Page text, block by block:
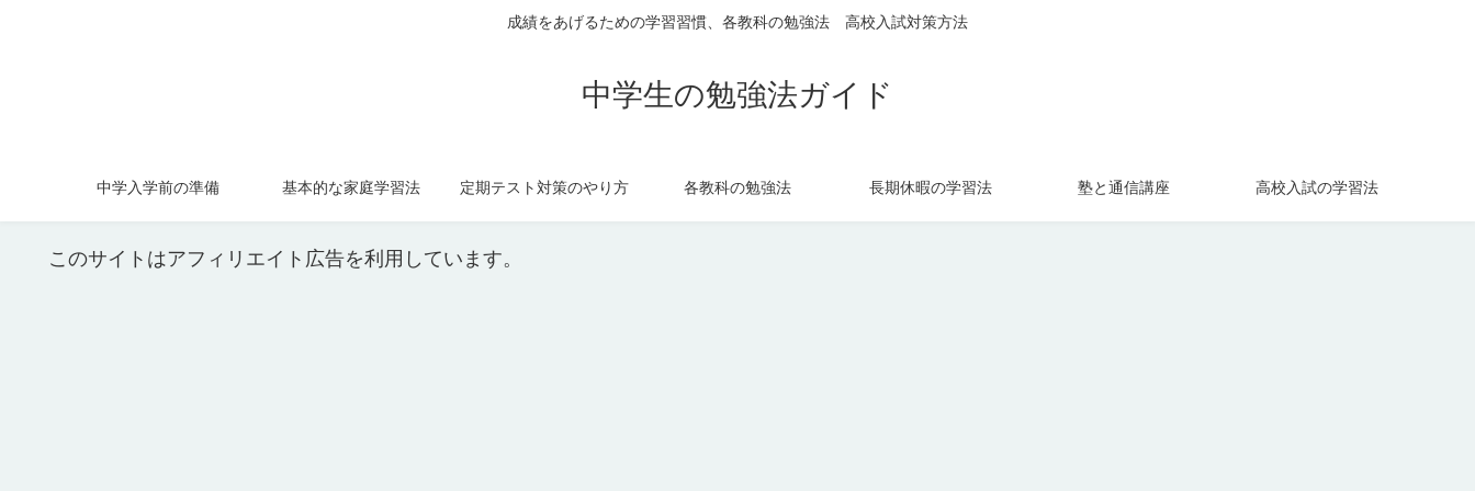
成績をあげるための学習習慣、各教科の勉強法 高校入試対策方法
中学生の勉強法ガイド
中学入学前の準備 基本的な家庭学習法 定期テスト対策のやり方 各教科の勉強法 長期休暇の学習法 塾と通信講座 高校入試の学習法
このサイトはアフィリエイト広告を利用しています。